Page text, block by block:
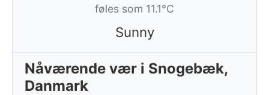
føles som 11.1°C
Sunny
Nåværende vær i Snogebæk,
Danmark